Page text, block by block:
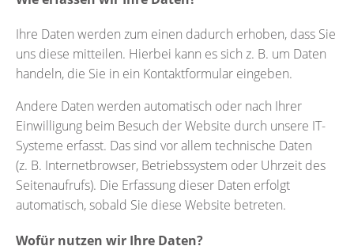
Ihre Daten werden zum einen dadurch erhoben, dass Sie
uns diese mitteilen. Hierbei kann es sich z. B. um Daten
handeln, die Sie in ein Kontaktformular eingeben.
Andere Daten werden automatisch oder nach Ihrer
Einwilligung beim Besuch der Website durch unsere IT-
Systeme erfasst. Das sind vor allem technische Daten
(z. B. Internetbrowser, Betriebssystem oder Uhrzeit des
Seitenaufrufs). Die Erfassung dieser Daten erfolgt
automatisch, sobald Sie diese Website betreten.
Wofür nutzen wir Ihre Daten?